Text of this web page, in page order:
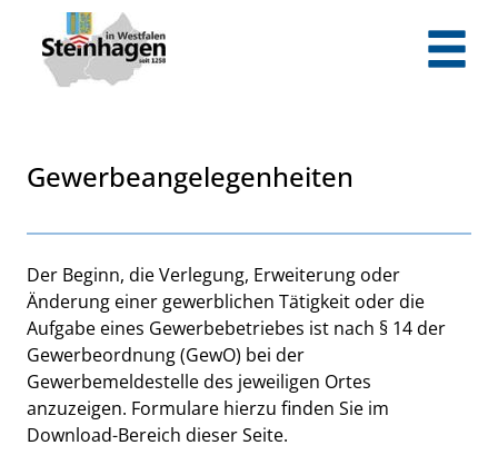
Zum Hauptinhalt springen
Zum Header
Zum Hauptinhalt
Zum Footer
Gewerbeangelegenheiten
Beschreibung
Der Beginn, die Verlegung, Erweiterung oder
Änderung einer gewerblichen Tätigkeit oder die
Aufgabe eines Gewerbebetriebes ist nach § 14 der
Gewerbeordnung (GewO) bei der
Gewerbemeldestelle des jeweiligen Ortes
anzuzeigen. Formulare hierzu finden Sie im
Download-Bereich dieser Seite.